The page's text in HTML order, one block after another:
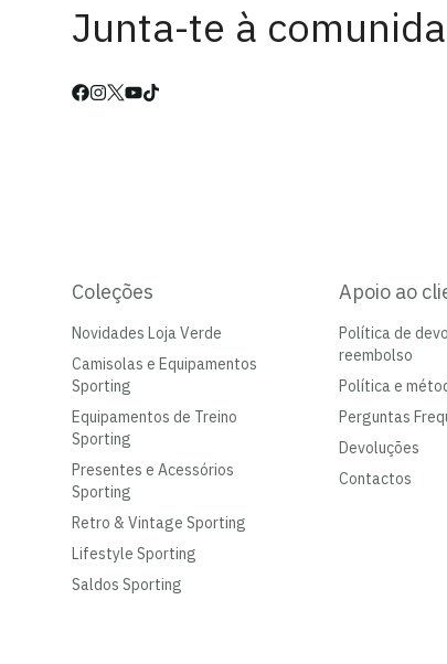
Junta-te à
Coleções
Novidades Loja Verde
Camisolas e Equipamentos
Sporting
Equipamentos de Treino
Sporting
Presentes e Acessórios
Sporting
Retro & Vintage Sporting
Lifestyle Sporting
Saldos Sporting
Apoio ao
Política de
reembolso
Política e
Perguntas
Devoluções
Contactos